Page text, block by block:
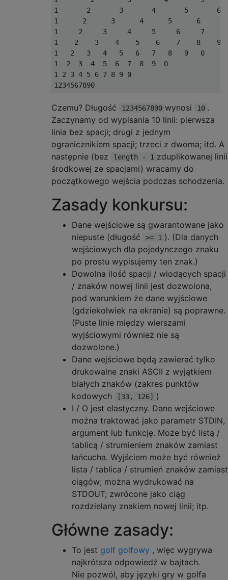
1       2       3       4       5       6
1      2      3      4      5      6
1     2     3     4     5     6     7
1    2    3    4    5    6    7    8    9
1   2   3   4   5   6   7   8   9   0
1  2  3  4  5  6  7  8  9  0
1 2 3 4 5 6 7 8 9 0
Czemu? Długość 1234567890 wynosi 10 .
Zaczynamy od wypisania 10 linii: pierwsza
linia bez spacji; drugi z jednym
ogranicznikiem spacji; trzeci z dwoma; itd. A
następnie (bez
length - 1 zduplikowanej linii
środkowej ze spacjami) wracamy do
początkowego wejścia podczas schodzenia.
Zasady konkursu:
Dane wejściowe są gwarantowane jako
niepuste (długość
>= 1 ). (Dla danych
wejściowych dla pojedynczego znaku
po prostu wypisujemy ten znak.)
Dowolna ilość spacji / wiodących spacji
/ znaków nowej linii jest dozwolona, ​​
pod warunkiem że dane wyjściowe
(gdziekolwiek na ekranie) są poprawne.
(Puste linie między wierszami
wyjściowymi również nie są
dozwolone.)
Dane wejściowe będą zawierać tylko
drukowalne znaki ASCII z wyjątkiem
białych znaków (zakres punktów
kodowych
[33, 126]
)
I / O jest elastyczny. Dane wejściowe
można traktować jako parametr STDIN,
argument lub funkcję. Może być listą /
tablicą / strumieniem znaków zamiast
łańcucha. Wyjściem może być również
lista / tablica / strumień znaków zamiast
ciągów; można wydrukować na
STDOUT; zwrócone jako ciąg
rozdzielany znakiem nowej linii; itp.
Główne zasady:
To jest golf golfowy , więc wygrywa
najkrótsza odpowiedź w bajtach.
Nie pozwól, aby języki gry w golfa